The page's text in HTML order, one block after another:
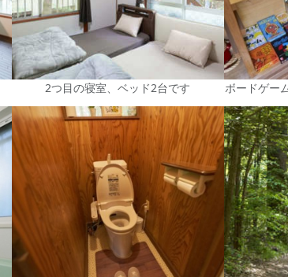
2つ目の寝室、ベッド2台です ボードゲー